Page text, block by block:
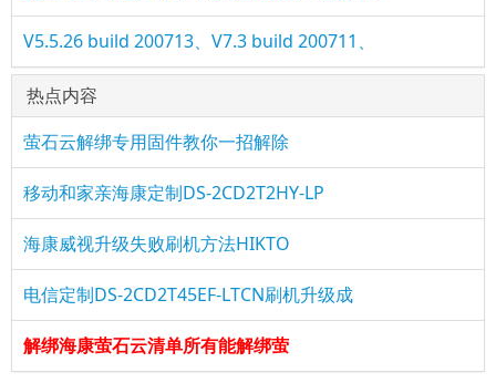
V5.5.26 build 200713、V7.3 build 200711、
热点内容
萤石云解绑专用固件教你一招解除
移动和家亲海康定制DS-2CD2T2HY-LP
海康威视升级失败刷机方法HIKTO
电信定制DS-2CD2T45EF-LTCN刷机升级成
解绑海康萤石云清单所有能解绑萤